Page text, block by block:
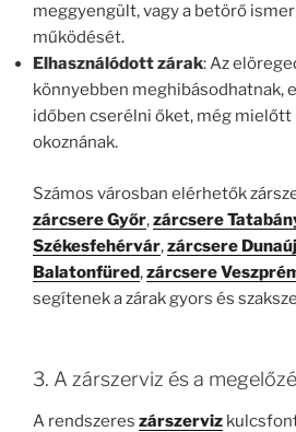
meggyengült, vagy a betörő
működését.
Elhasználódott zárak: Az
könnyebben meghibásodhatnak,
időben cserélni őket, még
okoznának.
Számos városban elérhetők
zárcsere Győr,zárcsere
Székesfehérvár,zárcsere
Balatonfüred,zárcsere
segítenek a zárak gyors és
3. A zárszerviz és a
A rendszeres zárszerviz